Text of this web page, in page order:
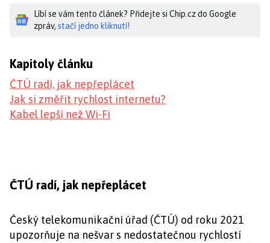
Líbí se vám tento článek? Přidejte si Chip.cz do Google
zpráv, stačí jedno kliknutí!
Kapitoly článku
ČTÚ radí, jak nepřeplácet
Jak si změřit rychlost internetu?
Kabel lepší než Wi-Fi
ČTÚ radí, jak nepřeplácet
Český telekomunikační úřad (ČTÚ) od roku 2021
upozorňuje na nešvar s nedostatečnou rychlostí